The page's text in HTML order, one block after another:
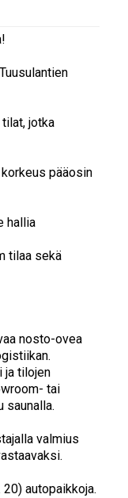
jotka
pääosin
hallia
tilaa sekä
nosto-ovea
ja tilojen
tai
saunalla.
valmius
autopaikkoja.